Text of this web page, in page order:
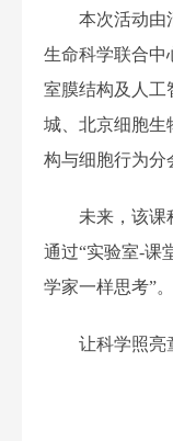
本次活动由
生命科学联合中
室膜结构及人工
城
北京细胞生
构与细胞行为分
未来，该课
通过“实验室-课
学家一样思考”。
让科学照亮